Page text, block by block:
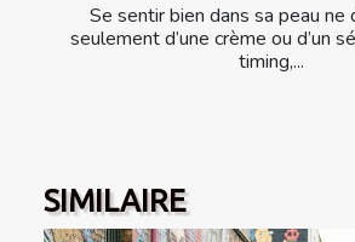
Se sentir bien dans sa peau ne
seulement d’une crème ou d’un
timing,...
SIMILAIRE